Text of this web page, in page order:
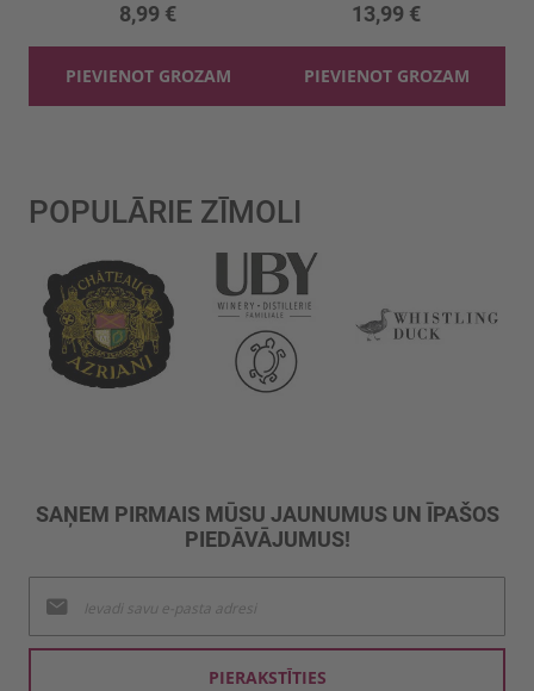
8,99 €
PIEVIENOT GROZAM
13,99 €
PIEVIENOT GROZAM
POPULĀRIE ZĪMOLI
SAŅEM PIRMAIS MŪSU JAUNUMUS UN ĪPAŠOS
PIEDĀVĀJUMUS!
jaunumu
saņemšanai:
PIERAKSTĪTIES